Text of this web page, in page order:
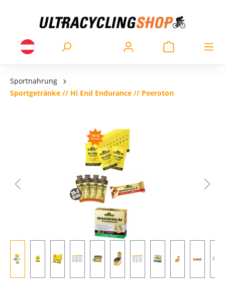
Sportnahrung
Sportgetränke // Hi End Endurance // Peeroton